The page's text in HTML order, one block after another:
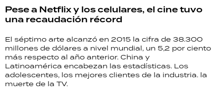
Pese a Netflix y los celulares, el cine tuvo
una recaudación récord
El séptimo arte alcanzó en 2015 la cifra de 38.300
millones de dólares a nivel mundial, un 5,2 por ciento
más respecto al año anterior. China y
Latinoamérica encabezan las estadísticas. Los
adolescentes, los mejores clientes de la industria. la
muerte de la TV.